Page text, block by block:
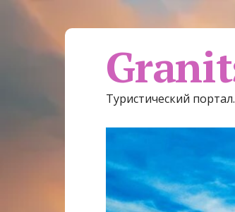
Туристический